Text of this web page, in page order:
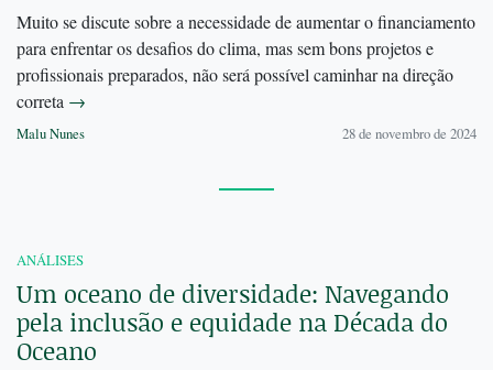
Muito se discute sobre a necessidade de aumentar o financiamento
para enfrentar os desafios do clima, mas sem bons projetos e
profissionais preparados, não será possível caminhar na direção
correta →
Malu Nunes 28 de novembro de 2024
ANÁLISES
Um oceano de diversidade: Navegando
pela inclusão e equidade na Década do
Oceano